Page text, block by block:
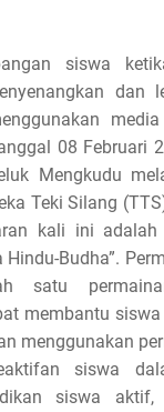
siswa
dan
08 Februari
Mengkudu
Teki Silang
kali ini adalah
Budha”.
satu
membantu
menggunakan
siswa
siswa aktif,